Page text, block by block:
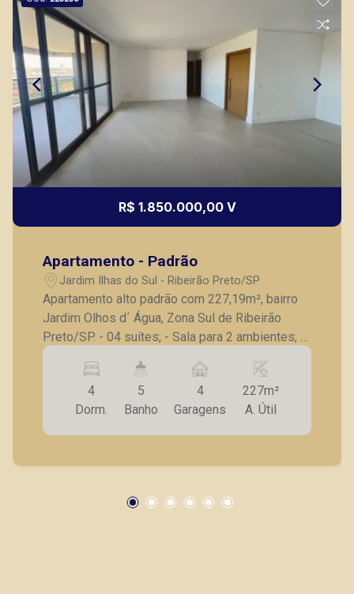
(16) 98119-7226
Corretor(a) Online
CORRETOR DE PLANTÃO
CRECI 293.460 - Venda
(16) 99799-9323
CORRETOR DE PLANTÃO
(16) 99137-0754
R$ 1.850.000,00 V
Apartamento - Padrão
Jardim Ilhas do Sul - Ribeirão Preto/SP
Apartamento alto padrão com 227,19m², bairro
Jardim Olhos d´ Água, Zona Sul de Ribeirão
Preto/SP. - 04 suítes; - Sala para 2 ambientes; -
Lavabo; - Varanda gourmet com churrasqueira; -
Cozinha; - Lavanderia; - 4 vagas de garagem. A
Piramid tem como objetivo atender seus
clientes com agilidade e segurança, em locação,
vendas de imóveis prontos, usados ou mesmo
Ribeirão Preto.
4
Dorm.
5
Banho
4
Garagens
227m²
A. Útil